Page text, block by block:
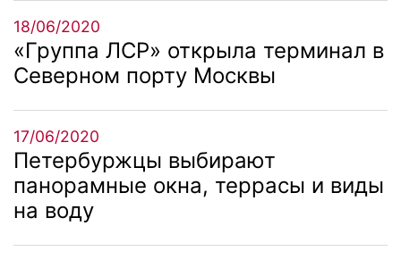
18/06/2020
«Группа ЛСР» открыла терминал в
Северном порту Москвы
17/06/2020
Петербуржцы выбирают
панорамные окна, террасы и виды
на воду